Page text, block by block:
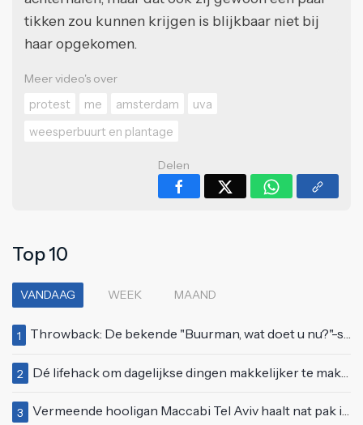
tikken zou kunnen krijgen is blijkbaar niet bij
haar opgekomen.
Meer video's over
protest
me amsterdam
uva
weesperbuurt en plantage
Delen
Top 10
VANDAAG WEEK MAAND
1 Throwback: De bekende "Buurman, wat doet u nu?"-scène uit Flodder met Tatjana Šimić
2 Dé lifehack om dagelijkse dingen makkelijker te maken
3 Vermeende hooligan Maccabi Tel Aviv haalt nat pak in Amsterdamse gracht